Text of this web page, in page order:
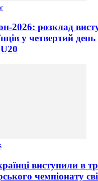
2026: розклад
у четвертий
U20
виступили в
чемпіонату